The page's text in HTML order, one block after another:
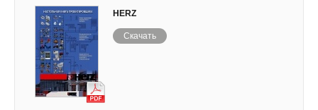
HERZ
Скачать